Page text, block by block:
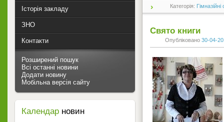
Категорія:
Свято книги
Опубліковано 30-04-
Історія закладу
ЗНО
Контакти
Розширений пошук
Всі останні новини
Додати новину
Мобільна версія сайту
Календар новин